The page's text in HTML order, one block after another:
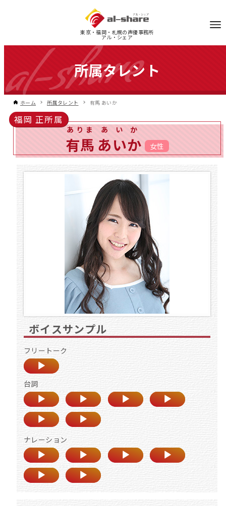
東京・福岡・札幌の声優事務所
アル・シェア
所属タレント
ホーム 所属タレント 有馬 あいか
福岡 正所属
有馬
ありま
あいか
あいか
女性
ボイスサンプル
フリートーク
台詞
ナレーション